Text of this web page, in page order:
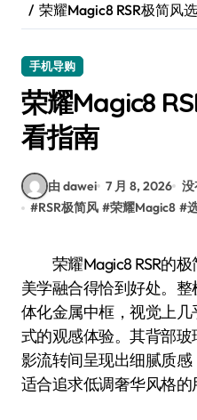
荣耀Magic8 RSR极简风
手机导购
荣耀Magic8
看指南
由 dawei 7 月 8, 2026 没
#RSR极简风 #荣耀Magic8 #
荣耀Magic8 RSR的极简设计语言，将科技感与
美学融合得恰到好处。
体化金属中框，视觉上
式的观感体验。其背部
影流转间呈现出细腻质感
适合追求低调奢华风格的